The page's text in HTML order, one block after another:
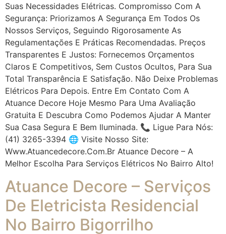
Suas Necessidades Elétricas. Compromisso Com A
Segurança: Priorizamos A Segurança Em Todos Os
Nossos Serviços, Seguindo Rigorosamente As
Regulamentações E Práticas Recomendadas. Preços
Transparentes E Justos: Fornecemos Orçamentos
Claros E Competitivos, Sem Custos Ocultos, Para Sua
Total Transparência E Satisfação. Não Deixe Problemas
Elétricos Para Depois. Entre Em Contato Com A
Atuance Decore Hoje Mesmo Para Uma Avaliação
Gratuita E Descubra Como Podemos Ajudar A Manter
Sua Casa Segura E Bem Iluminada. 📞 Ligue Para Nós:
(41) 3265-3394 🌐 Visite Nosso Site:
Www.atuancedecore.com.br Atuance Decore – A
Melhor Escolha Para Serviços Elétricos No Bairro Alto!
Atuance Decore – Serviços
De Eletricista Residencial
No Bairro Bigorrilho